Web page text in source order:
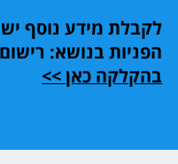
לקבלת מידע נוסף
הפניות בנושא:
בהקלקה כאן >>